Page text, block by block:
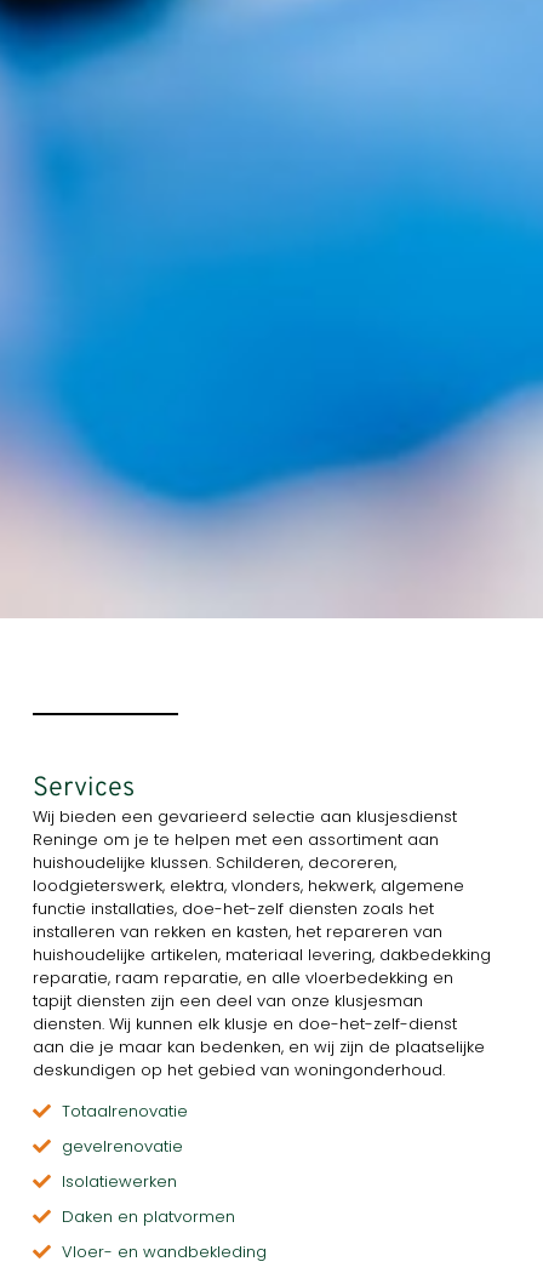
Services
Wij bieden een gevarieerd selectie aan klusjesdienst
Reninge om je te helpen met een assortiment aan
huishoudelijke klussen. Schilderen, decoreren,
loodgieterswerk, elektra, vlonders, hekwerk, algemene
functie installaties, doe-het-zelf diensten zoals het
installeren van rekken en kasten, het repareren van
huishoudelijke artikelen, materiaal levering, dakbedekking
reparatie, raam reparatie, en alle vloerbedekking en
tapijt diensten zijn een deel van onze klusjesman
diensten. Wij kunnen elk klusje en doe-het-zelf-dienst
aan die je maar kan bedenken, en wij zijn de plaatselijke
deskundigen op het gebied van woningonderhoud.
Totaalrenovatie
gevelrenovatie
Isolatiewerken
Daken en platvormen
Vloer- en wandbekleding